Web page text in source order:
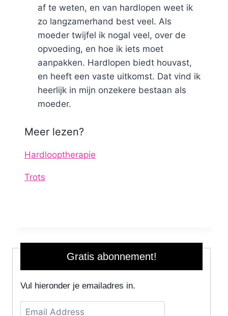
af te weten, en van hardlopen weet ik
zo langzamerhand best veel. Als
moeder twijfel ik nogal veel, over de
opvoeding, en hoe ik iets moet
aanpakken. Hardlopen biedt houvast,
en heeft een vaste uitkomst. Dat vind ik
heerlijk in mijn onzekere bestaan als
moeder.
Meer lezen?
Hardlooptherapie
Trots
Gratis abonnement!
Vul hieronder je emailadres in.
Email